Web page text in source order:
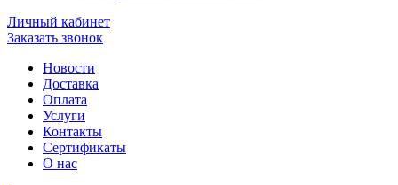
Личный кабинет
Заказать звонок
Новости
Доставка
Оплата
Услуги
Контакты
Cертификаты
О нас